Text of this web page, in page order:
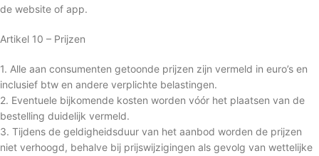
de website of app.
Artikel 10 – Prijzen
1. Alle aan consumenten getoonde prijzen zijn vermeld in euro’s en
inclusief btw en andere verplichte belastingen.
2. Eventuele bijkomende kosten worden vóór het plaatsen van de
bestelling duidelijk vermeld.
3. Tijdens de geldigheidsduur van het aanbod worden de prijzen
niet verhoogd, behalve bij prijswijzigingen als gevolg van wettelijke